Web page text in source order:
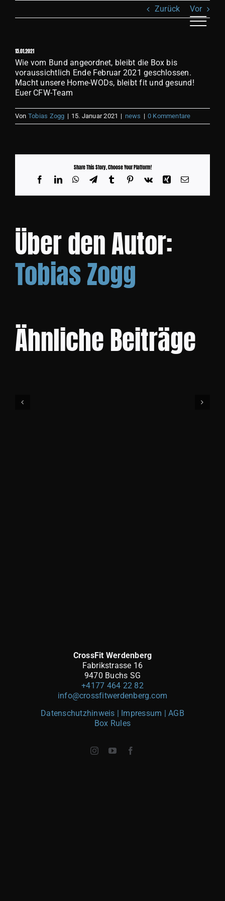
Toggle
Zurück Vor
15.01.2021
Wie vom Bund angeordnet, bleibt die Box bis
voraussichtlich Ende Februar 2021 geschlossen.
Macht unsere Home-WODs, bleibt fit und gesund!
Euer CFW-Team
Von Tobias Zogg | 15. Januar 2021 | news | 0 Kommentare
Share This Story, Choose Your Platform!
FacebookLinkedInWhatsApp
TelegramTumblrPinterest
Vk Xing E-
Über den Autor:
Tobias Zogg
Ähnliche Beiträge
CrossFit Werdenberg
Fabrikstrasse 16
9470 Buchs SG
+4177 464 22 82
info@crossfitwerdenberg.com
Datenschutzhinweis | Impressum
| AGB
Box Rules